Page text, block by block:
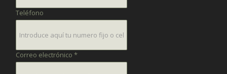
Teléfono
Correo electrónico *